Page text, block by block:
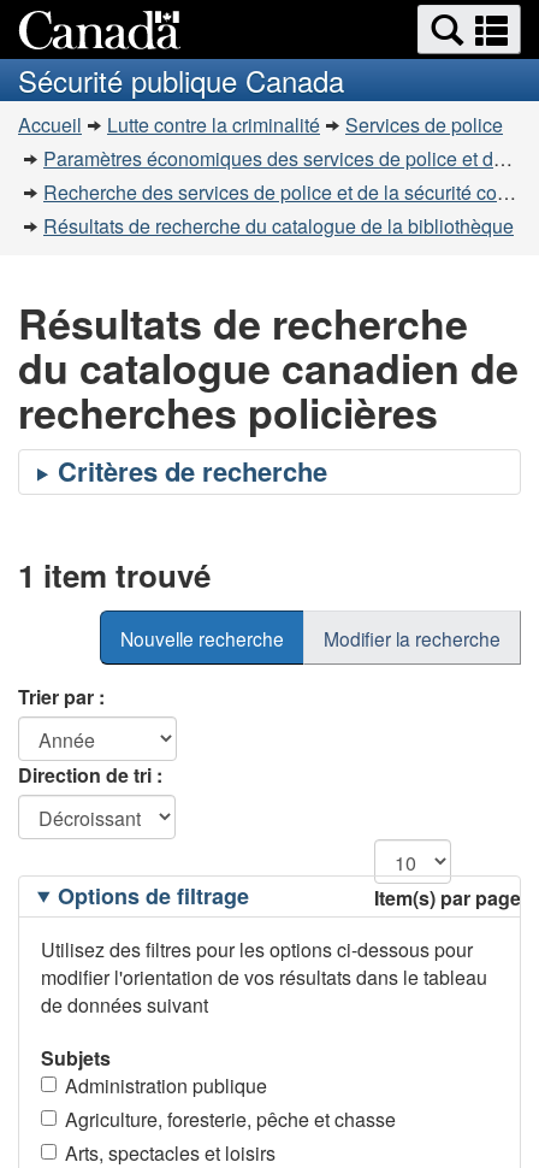
au
contenu
principal
à
la
version
HTML
simplifiée
Recherche
et
menus
et
Sécurité publique Canada
Vous
êtes
ici
Accueil Lutte contre la criminalité
Services de police
Paramètres économiques des services de police et de la sécurité communautaire
Recherche des services de police et de la sécurité communautaire
Résultats de recherche du catalogue de la bibliothèque
Résultats de recherche
du catalogue canadien de
recherches policières
1 item trouvé
Nouvelle recherche Modifier la recherche
Trier par :
Direction de tri :
Item(s) par page
Filtrage
desOptions de filtrage
Utilisez des filtres pour les options ci-dessous pour
modifier l'orientation de vos résultats dans le tableau
de données suivant
Subjets
Administration publique
Agriculture, foresterie, pêche et chasse
Arts, spectacles et loisirs